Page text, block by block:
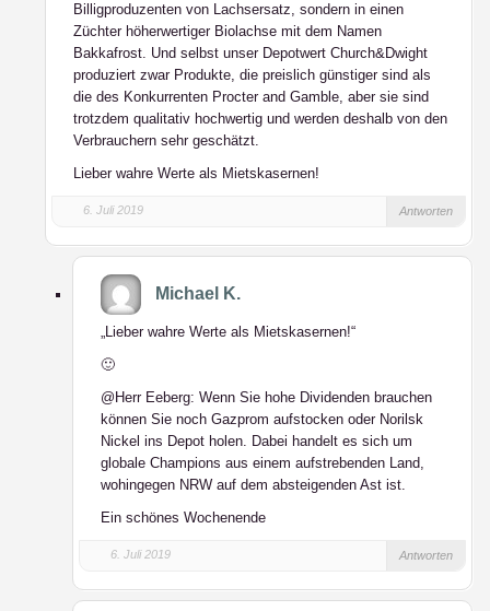
Billigproduzenten von Lachsersatz, sondern in einen
Züchter höherwertiger Biolachse mit dem Namen
Bakkafrost. Und selbst unser Depotwert Church&Dwight
produziert zwar Produkte, die preislich günstiger sind als
die des Konkurrenten Procter and Gamble, aber sie sind
trotzdem qualitativ hochwertig und werden deshalb von den
Verbrauchern sehr geschätzt.
Lieber wahre Werte als Mietskasernen!
6. Juli 2019 Antworten
Michael K.
„Lieber wahre Werte als Mietskasernen!“
🙂
@Herr Eeberg: Wenn Sie hohe Dividenden brauchen
können Sie noch Gazprom aufstocken oder Norilsk
Nickel ins Depot holen. Dabei handelt es sich um
globale Champions aus einem aufstrebenden Land,
wohingegen NRW auf dem absteigenden Ast ist.
Ein schönes Wochenende
6. Juli 2019 Antworten